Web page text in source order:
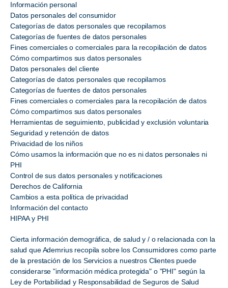
Información personal
Datos personales del consumidor
Categorías de datos personales que recopilamos
Categorías de fuentes de datos personales
Fines comerciales o comerciales para la recopilación de datos
Cómo compartimos sus datos personales
Datos personales del cliente
Categorías de datos personales que recopilamos
Categorías de fuentes de datos personales
Fines comerciales o comerciales para la recopilación de datos
Cómo compartimos sus datos personales
Herramientas de seguimiento, publicidad y exclusión voluntaria
Seguridad y retención de datos
Privacidad de los niños
Cómo usamos la información que no es ni datos personales ni
PHI
Control de sus datos personales y notificaciones
Derechos de California
Cambios a esta política de privacidad
Información del contacto
HIPAA y PHI
Cierta información demográfica, de salud y / o relacionada con la
salud que Ademrius recopila sobre los Consumidores como parte
de la prestación de los Servicios a nuestros Clientes puede
considerarse "información médica protegida" o "PHI" según la
Ley de Portabilidad y Responsabilidad de Seguros de Salud